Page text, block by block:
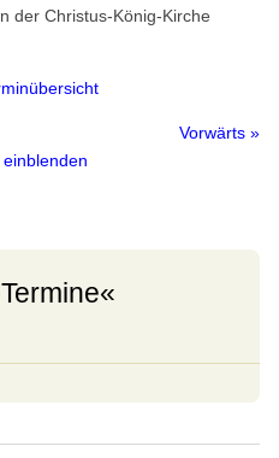
Symposia
der Christus-König-Kirche
Vorwärts »
einblenden